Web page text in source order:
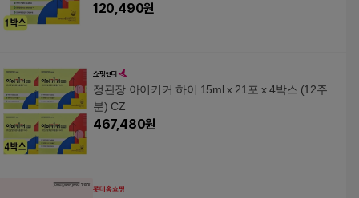
120,490원
정관장 아이키커 하이 15ml x 21포 x 4박스 (12주
분) CZ
467,480원